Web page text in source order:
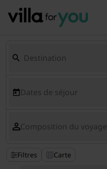
Dates de séjour
Composition du voyage
Filtres Carte